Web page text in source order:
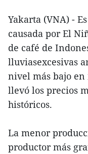
Yakarta (VNA) -
causada por El
de café de
lluviasexcesivas
nivel más bajo en
llevó los precios
históricos.
La menor
productor más